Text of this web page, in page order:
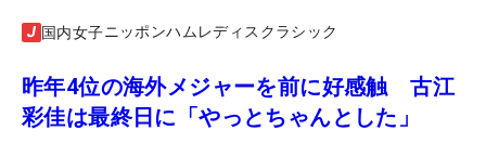
国内女子ニッポンハムレディスクラシック
昨年4位の海外メジャーを前に好感触 古江
彩佳は最終日に「やっとちゃんとした」